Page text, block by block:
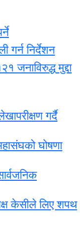
गर्न निर्देशन
जनाविरुद्ध मुद्दा
गर्दै
घोषणा
केसीले लिए शपथ